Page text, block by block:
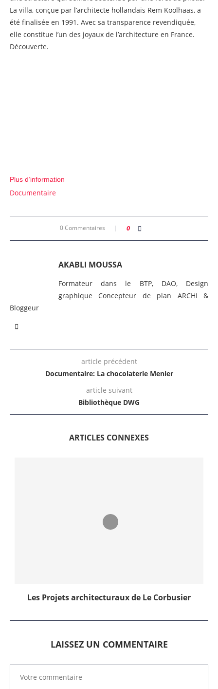
La villa, conçue par l’architecte hollandais Rem Koolhaas, a
été finalisée en 1991. Avec sa transparence revendiquée,
elle constitue l’un des joyaux de l’architecture en France.
Découverte.
Plus d’information
Documentaire
0 Commentaires 0
AKABLI MOUSSA
Formateur dans le BTP, DAO, Design
graphique Concepteur de plan ARCHI &
Bloggeur
article précédent
Documentaire: La chocolaterie Menier
article suivant
Bibliothèque DWG
ARTICLES CONNEXES
Les Projets architecturaux de Le Corbusier
LAISSEZ UN COMMENTAIRE